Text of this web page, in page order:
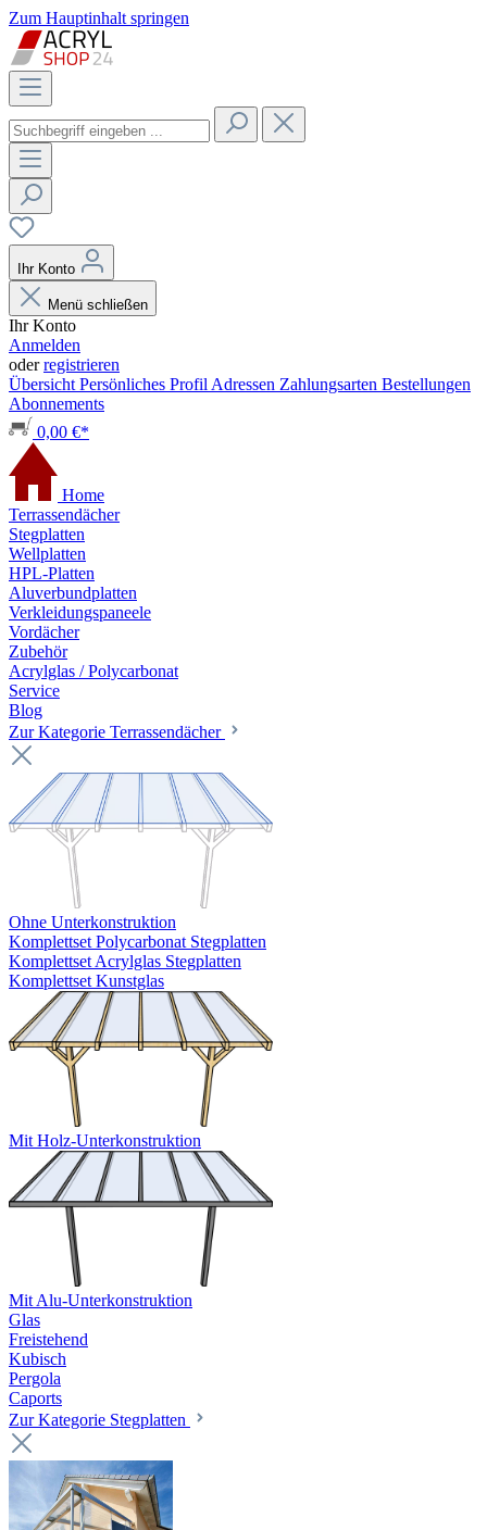
Zum Hauptinhalt springen
Ihr Konto
Menü schließen
Ihr Konto
Anmelden
oderregistrieren
Übersicht Persönliches Profil Adressen Zahlungsarten Bestellungen
Abonnements
0,00 €*
Home
Terrassendächer
Stegplatten
Wellplatten
HPL-Platten
Aluverbundplatten
Verkleidungspaneele
Vordächer
Zubehör
Acrylglas / Polycarbonat
Service
Blog
Zur Kategorie Terrassendächer
Ohne Unterkonstruktion
Komplettset Polycarbonat Stegplatten
Komplettset Acrylglas Stegplatten
Komplettset Kunstglas
Mit Holz-Unterkonstruktion
Mit Alu-Unterkonstruktion
Glas
Freistehend
Kubisch
Pergola
Caports
Zur Kategorie Stegplatten